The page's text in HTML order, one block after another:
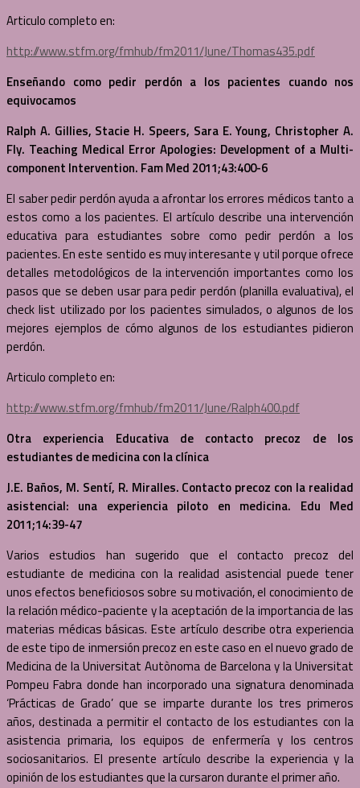
Articulo completo en:
http://www.stfm.org/fmhub/fm2011/June/Thomas435.pdf
Enseñando como pedir perdón a los pacientes cuando nos
equivocamos
Ralph A. Gillies, Stacie H. Speers, Sara E. Young, Christopher A.
Fly. Teaching Medical Error Apologies: Development of a Multi-
component Intervention. Fam Med 2011;43:400-6
El saber pedir perdón ayuda a afrontar los errores médicos tanto a
estos como a los pacientes. El artículo describe una intervención
educativa para estudiantes sobre como pedir perdón a los
pacientes. En este sentido es muy interesante y util porque ofrece
detalles metodológicos de la intervención importantes como los
pasos que se deben usar para pedir perdón (planilla evaluativa), el
check list utilizado por los pacientes simulados, o algunos de los
mejores ejemplos de cómo algunos de los estudiantes pidieron
perdón.
Articulo completo en:
http://www.stfm.org/fmhub/fm2011/June/Ralph400.pdf
Otra experiencia Educativa de contacto precoz de los
estudiantes de medicina con la clínica
J.E. Baños, M. Sentí, R. Miralles. Contacto precoz con la realidad
asistencial: una experiencia piloto en medicina. Edu Med
2011;14:39-47
Varios estudios han sugerido que el contacto precoz del
estudiante de medicina con la realidad asistencial puede tener
unos efectos beneficiosos sobre su motivación, el conocimiento de
la relación médico-paciente y la aceptación de la importancia de las
materias médicas básicas. Este artículo describe otra experiencia
de este tipo de inmersión precoz en este caso en el nuevo grado de
Medicina de la Universitat Autònoma de Barcelona y la Universitat
Pompeu Fabra donde han incorporado una signatura denominada
‘Prácticas de Grado’ que se imparte durante los tres primeros
años, destinada a permitir el contacto de los estudiantes con la
asistencia primaria, los equipos de enfermería y los centros
sociosanitarios. El presente artículo describe la experiencia y la
opinión de los estudiantes que la cursaron durante el primer año.